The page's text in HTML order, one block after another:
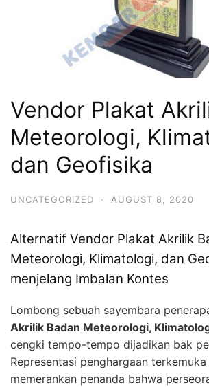
Vendor Plakat
Meteorologi,
dan Geofisika
UNCATEGORIZED · AUGUST 8, 2020
Alternatif Vendor Plakat Akrilik
Meteorologi, Klimatologi, dan
menjelang Imbalan Kontes
Lombong sebuah sayembara
Akrilik Badan Meteorologi,
cengki tempo-tempo dijadikan bak
Representasi penghargaan
memerankan penanda bahwa